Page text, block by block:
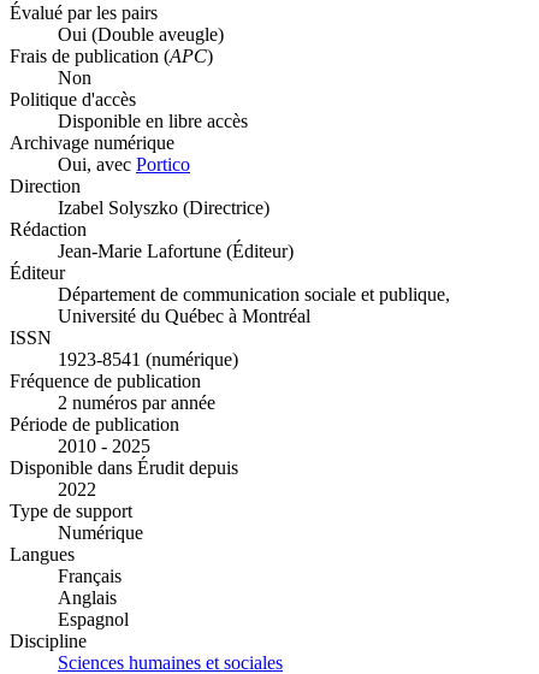
Évalué par les pairs
Oui (Double aveugle)
Frais de publication (APC)
Non
Politique d'accès
Disponible en libre accès
Archivage numérique
Oui, avec Portico
Direction
Izabel Solyszko (Directrice)
Rédaction
Jean-Marie Lafortune (Éditeur)
Éditeur
Département de communication sociale et publique,
Université du Québec à Montréal
ISSN
1923-8541 (numérique)
Fréquence de publication
2 numéros par année
Période de publication
2010 - 2025
Disponible dans Érudit depuis
2022
Type de support
Numérique
Langues
Français
Anglais
Espagnol
Discipline
Sciences humaines et sociales